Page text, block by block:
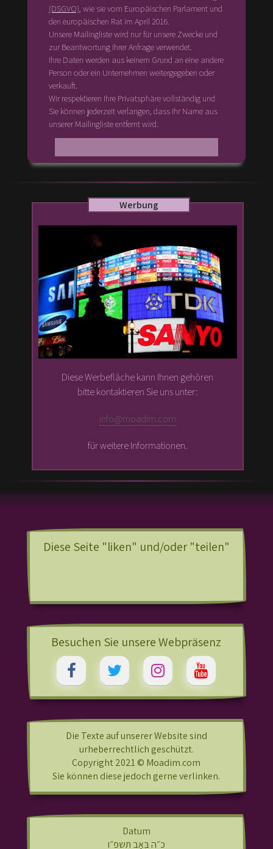
(DSGVO) , wie sie vom Europäischen Parlament und
den europäischen Rat im April 2016.
Unsere Mailingliste wird nur für unsere Zwecke und
zur Beantwortung Ihrer Anfrage verwendet.
Ihre Daten werden aus keinem Grund an eine andere
Person oder ein Unternehmen weitergegeben oder
verkauft.
Wir respektieren Ihre Privatsphäre vollständig und
Sie können jederzeit verlangen, dass Ihr Name aus
unserer Mailingliste entfernt wird.
Werbung
Diese Werbefläche kann Ihnen gehören
bitte kontaktieren Sie uns unter:
info@moadim.com
für weitere Informationen.
Diese Seite "liken" und/oder "teilen"
Besuchen Sie unsere Webpräsenz
Die Texte auf unserer Website sind
urheberrechtlich geschützt.
Copyright 2021 © Moadim.com
Sie können diese jedoch gerne verlinken.
Datum
כ״ה בְּאָב תשפ״ו